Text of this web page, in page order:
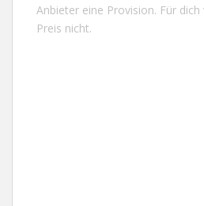
Anbieter eine Provision. Für
Preis nicht.